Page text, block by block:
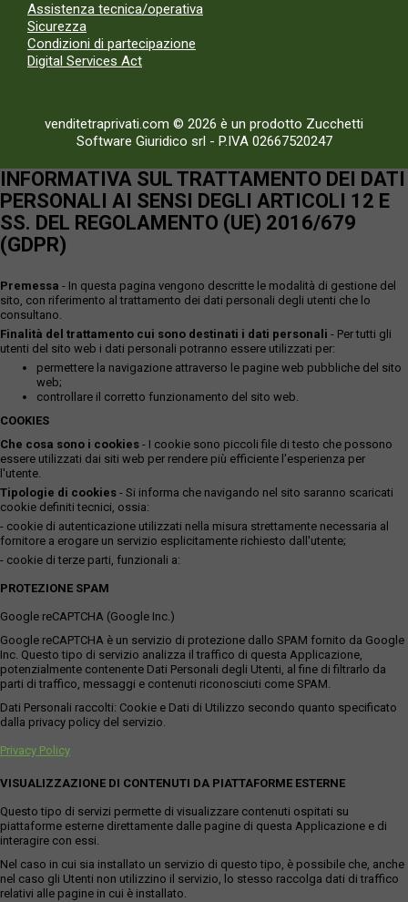
Assistenza tecnica/operativa
Sicurezza
Condizioni di partecipazione
Digital Services Act
venditetraprivati.com © 2026 è un prodotto Zucchetti
Software Giuridico srl - P.IVA 02667520247
INFORMATIVA SUL TRATTAMENTO DEI DATI
PERSONALI AI SENSI DEGLI ARTICOLI 12 E
SS. DEL REGOLAMENTO (UE) 2016/679
(GDPR)
Premessa - In questa pagina vengono descritte le modalità di gestione del
sito, con riferimento al trattamento dei dati personali degli utenti che lo
consultano.
Finalità del trattamento cui sono destinati i dati personali - Per tutti gli
utenti del sito web i dati personali potranno essere utilizzati per:
permettere la navigazione attraverso le pagine web pubbliche del sito
web;
controllare il corretto funzionamento del sito web.
COOKIES
Che cosa sono i cookies - I cookie sono piccoli file di testo che possono
essere utilizzati dai siti web per rendere più efficiente l'esperienza per
l'utente.
Tipologie di cookies - Si informa che navigando nel sito saranno scaricati
cookie definiti tecnici, ossia:
- cookie di autenticazione utilizzati nella misura strettamente necessaria al
fornitore a erogare un servizio esplicitamente richiesto dall'utente;
- cookie di terze parti, funzionali a:
PROTEZIONE SPAM
Google reCAPTCHA (Google Inc.)
Google reCAPTCHA è un servizio di protezione dallo SPAM fornito da Google
Inc. Questo tipo di servizio analizza il traffico di questa Applicazione,
potenzialmente contenente Dati Personali degli Utenti, al fine di filtrarlo da
parti di traffico, messaggi e contenuti riconosciuti come SPAM.
Dati Personali raccolti: Cookie e Dati di Utilizzo secondo quanto specificato
dalla privacy policy del servizio.
Privacy Policy
VISUALIZZAZIONE DI CONTENUTI DA PIATTAFORME ESTERNE
Questo tipo di servizi permette di visualizzare contenuti ospitati su
piattaforme esterne direttamente dalle pagine di questa Applicazione e di
interagire con essi.
Nel caso in cui sia installato un servizio di questo tipo, è possibile che, anche
nel caso gli Utenti non utilizzino il servizio, lo stesso raccolga dati di traffico
relativi alle pagine in cui è installato.